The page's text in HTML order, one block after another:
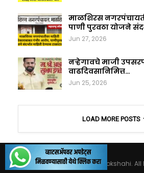
माळशिरस
पाणी पुरवठा योजने
Jun 27, 2026
नऱ्हेगावचे माजी
वाढदिवसानिमित्त…
Jun 25, 2026
LOAD MORE POSTS
© 2026 - Maharashtralokshahi. All